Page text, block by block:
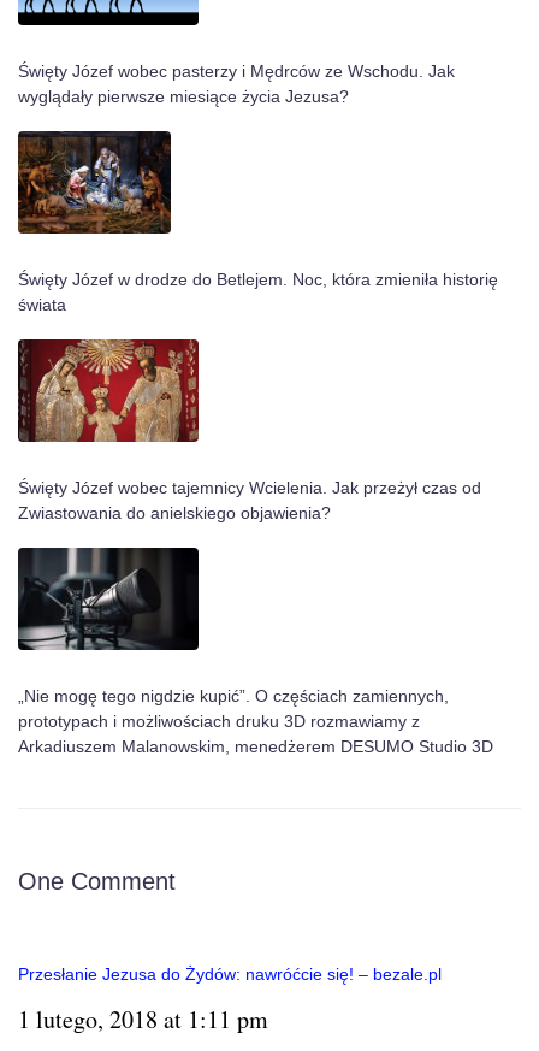
Święty Józef wobec pasterzy i Mędrców ze Wschodu. Jak
wyglądały pierwsze miesiące życia Jezusa?
Święty Józef w drodze do Betlejem. Noc, która zmieniła historię
świata
Święty Józef wobec tajemnicy Wcielenia. Jak przeżył czas od
Zwiastowania do anielskiego objawienia?
„Nie mogę tego nigdzie kupić”. O częściach zamiennych,
prototypach i możliwościach druku 3D rozmawiamy z
Arkadiuszem Malanowskim, menedżerem DESUMO Studio 3D
One Comment
Przesłanie Jezusa do Żydów: nawróćcie się! – bezale.pl
1 lutego, 2018 at 1:11 pm